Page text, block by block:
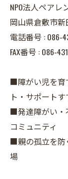
NPO法人ペア
岡山県倉敷市新
電話番号 : 086-
FAX番号 : 086-
■障がい児を育
ト・サポート
■発達障がい・
コミュニティ
■親の孤立を防
場